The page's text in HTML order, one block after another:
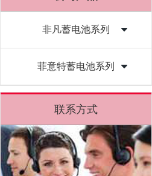
非凡蓄电池系列
菲意特蓄电池系列
联系方式